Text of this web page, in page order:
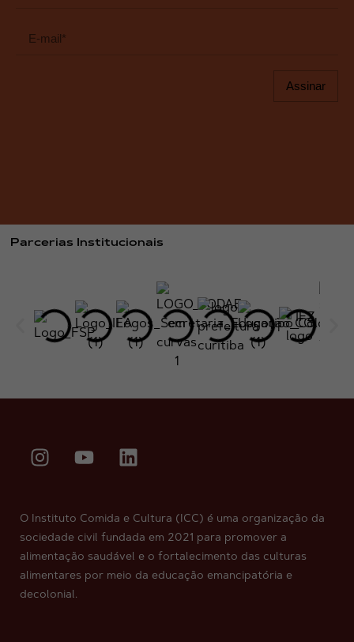
Assinar
Parcerias Institucionais
O Instituto Comida e Cultura (ICC) é uma organização da
sociedade civil fundada em 2021 para promover a
alimentação saudável e o fortalecimento das culturas
alimentares por meio da educação emancipatória e
decolonial.